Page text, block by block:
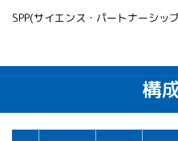
SPP(サイエンス・パートナーシッ
構